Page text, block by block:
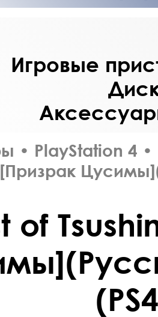
Игровые
• PlayStation 4 •
of